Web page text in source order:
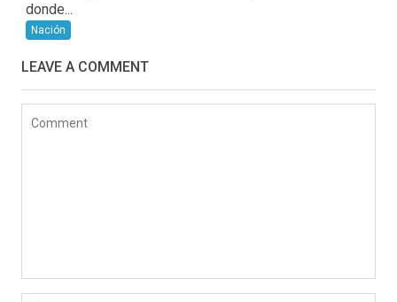
donde...
Nación
LEAVE A COMMENT